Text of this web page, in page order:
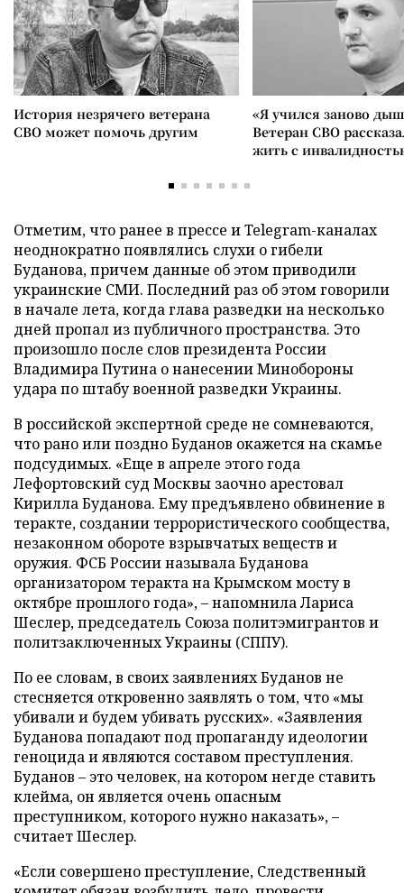
История незрячего ветерана
СВО может помочь другим
«Я учился заново
Ветеран СВО
жить с
Отметим, что ранее в прессе и Telegram-каналах
неоднократно появлялись слухи о гибели
Буданова, причем данные об этом приводили
украинские СМИ. Последний раз об этом говорили
в начале лета, когда глава разведки на несколько
дней пропал из публичного пространства. Это
произошло после слов президента России
Владимира Путина о нанесении Минобороны
удара по штабу военной разведки Украины.
В российской экспертной среде не сомневаются,
что рано или поздно Буданов окажется на скамье
подсудимых. «Еще в апреле этого года
Лефортовский суд Москвы заочно арестовал
Кирилла Буданова. Ему предъявлено обвинение в
теракте, создании террористического сообщества,
незаконном обороте взрывчатых веществ и
оружия. ФСБ России называла Буданова
организатором теракта на Крымском мосту в
октябре прошлого года», – напомнила Лариса
Шеслер, председатель Союза политэмигрантов и
политзаключенных Украины (СППУ).
По ее словам, в своих заявлениях Буданов не
стесняется откровенно заявлять о том, что «мы
убивали и будем убивать русских». «Заявления
Буданова попадают под пропаганду идеологии
геноцида и являются составом преступления.
Буданов – это человек, на котором негде ставить
клейма, он является очень опасным
преступником, которого нужно наказать», –
считает Шеслер.
«Если совершено преступление, Следственный